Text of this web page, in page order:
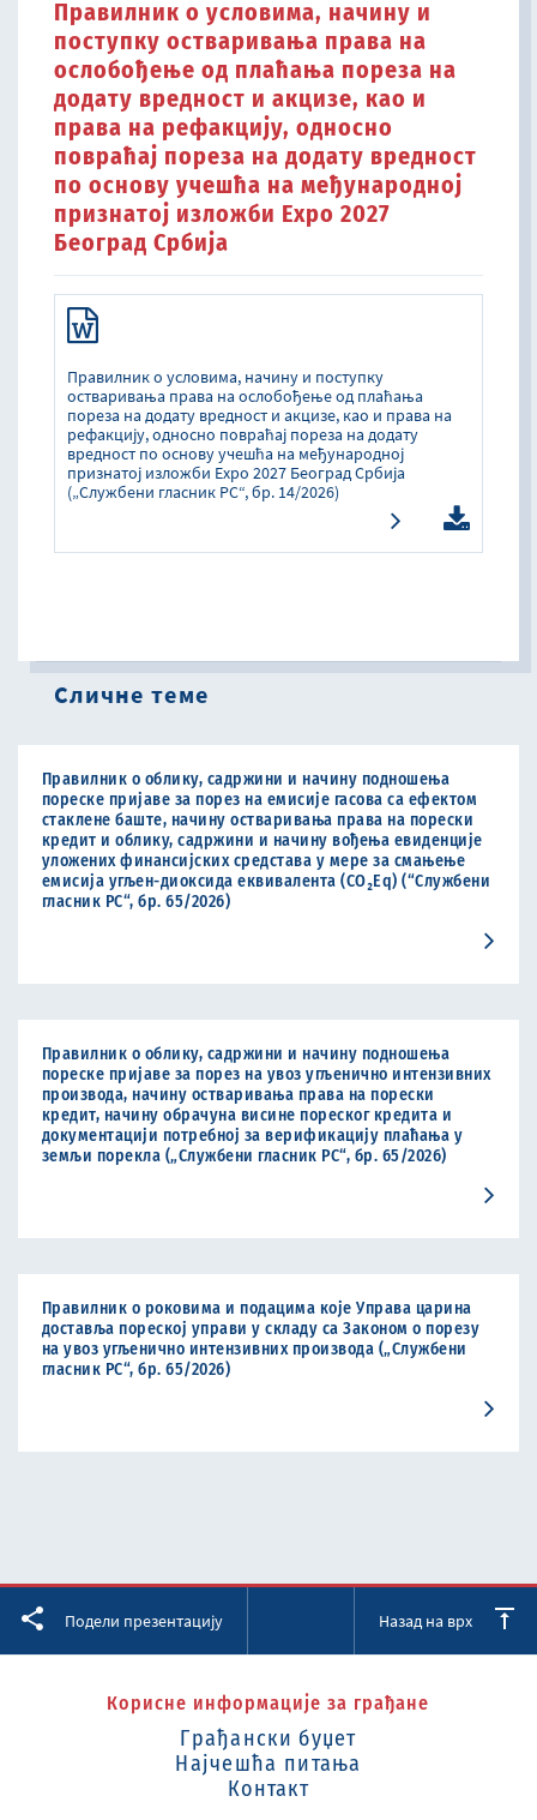
Правилник о условима, начину и
поступку остваривања права на
ослобођење од плаћања пореза на
додату вредност и акцизе, као и
права на рефакцију, односно
повраћај пореза на додату вредност
по основу учешћа на међународној
признатој изложби Expo 2027
Београд Србија
Правилник о условима, начину и поступку
остваривања права на ослобођење од плаћања
пореза на додату вредност и акцизе, као и права на
рефакцију, односно повраћај пореза на додату
вредност по основу учешћа на међународној
признатој изложби Expo 2027 Београд Србија
(„Службени гласник РС“, бр. 14/2026)
Сличне теме
Правилник о облику, садржини и начину подношења
пореске пријаве за порез на емисије гасова са ефектом
стаклене баште, начину остваривања права на порески
кредит и облику, садржини и начину вођења евиденције
уложених финансијских средстава у мере за смањење
емисија угљен-диоксида еквивалента (CO₂Eq) (“Службени
гласник РС“, бр. 65/2026)
Правилник о облику, садржини и начину подношења
пореске пријаве за порез на увоз угљенично интензивних
производа, начину остваривања права на порески
кредит, начину обрачуна висине пореског кредита и
документацији потребној за верификацију плаћања у
земљи порекла („Службени гласник РС“, бр. 65/2026)
Правилник о роковима и подацима које Управа царина
доставља пореској управи у складу са Законом о порезу
на увоз угљенично интензивних производа („Службени
гласник РС“, бр. 65/2026)
Подели презентацију Назад на врх
Корисне информације за грађане
Грађански буџет
Најчешћа питања
Контакт